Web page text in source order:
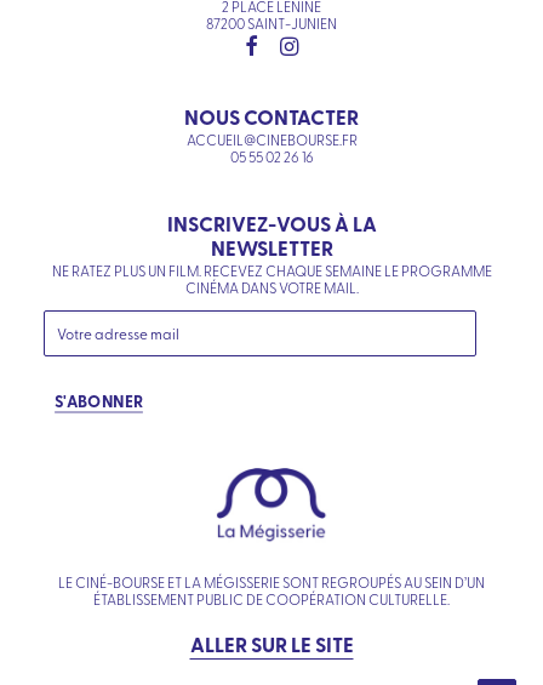
2 PLACE LÉNINE
87200 SAINT-JUNIEN
NOUS CONTACTER
ACCUEIL@CINEBOURSE.FR
05 55 02 26 16
INSCRIVEZ-VOUS À LA
NEWSLETTER
NE RATEZ PLUS UN FILM. RECEVEZ CHAQUE SEMAINE LE PROGRAMME
CINÉMA DANS VOTRE MAIL.
S'ABONNER
LE CINÉ-BOURSE ET LA MÉGISSERIE SONT REGROUPÉS AU SEIN D’UN
ÉTABLISSEMENT PUBLIC DE COOPÉRATION CULTURELLE.
ALLER SUR LE SITE